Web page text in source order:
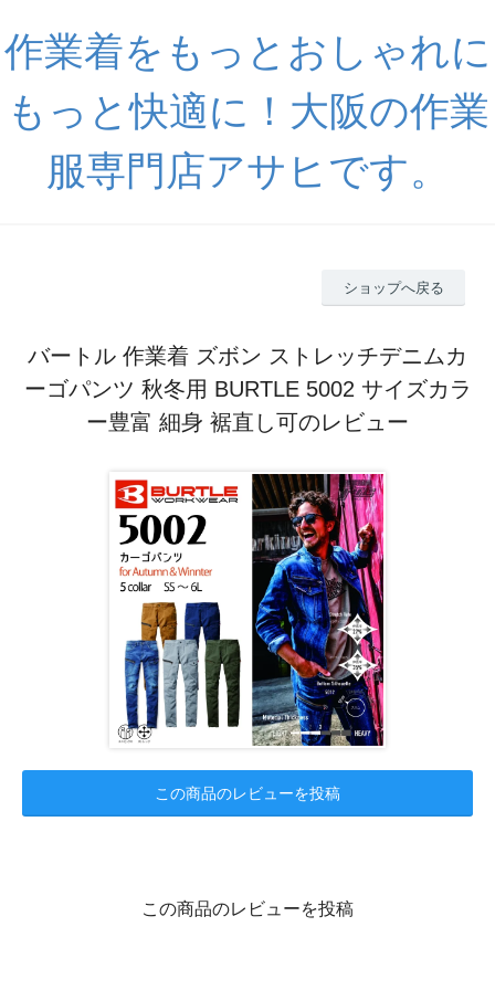
作業着をもっとおしゃれに
もっと快適に！大阪の作業
服専門店アサヒです。
ショップへ戻る
バートル 作業着 ズボン ストレッチデニムカ
ーゴパンツ 秋冬用 BURTLE 5002 サイズカラ
ー豊富 細身 裾直し可のレビュー
この商品のレビューを投稿
この商品のレビューを投稿